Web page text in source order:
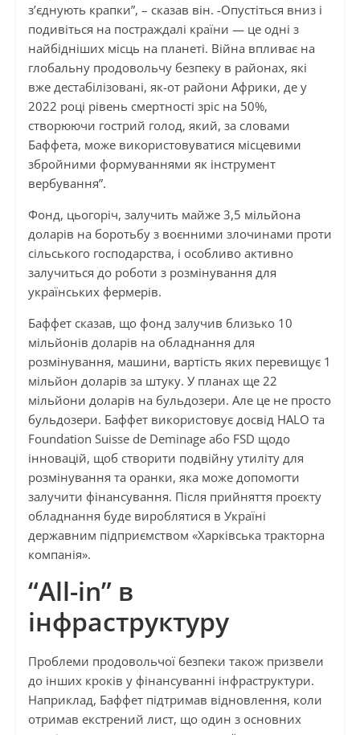
з’єднують крапки”, – сказав він. -Опустіться вниз і
подивіться на постраждалі країни — це одні з
найбідніших місць на планеті. Війна впливає на
глобальну продовольчу безпеку в районах, які
вже дестабілізовані, як-от райони Африки, де у
2022 році рівень смертності зріс на 50%,
створюючи гострий голод, який, за словами
Баффета, може використовуватися місцевими
збройними формуваннями як інструмент
вербування”.
Фонд, цьогоріч, залучить майже 3,5 мільйона
доларів на боротьбу з воєнними злочинами проти
сільського господарства, і особливо активно
залучиться до роботи з розмінування для
українських фермерів.
Баффет сказав, що фонд залучив близько 10
мільйонів доларів на обладнання для
розмінування, машини, вартість яких перевищує 1
мільйон доларів за штуку. У планах ще 22
мільйони доларів на бульдозери. Але це не просто
бульдозери. Баффет використовує досвід HALO та
Foundation Suisse de Deminage або FSD щодо
інновацій, щоб створити подвійну утиліту для
розмінування та оранки, яка може допомогти
залучити фінансування. Після прийняття проєкту
обладнання буде вироблятися в Україні
державним підприємством «Харківська тракторна
компанія».
“All-in” в
інфраструктуру
Проблеми продовольчої безпеки також призвели
до інших кроків у фінансуванні інфраструктури.
Наприклад, Баффет підтримав відновлення, коли
отримав екстрений лист, що один з основних